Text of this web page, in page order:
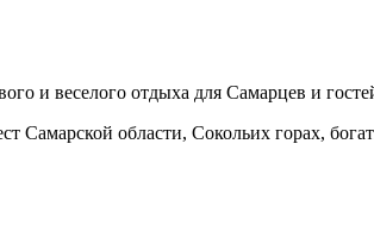
и веселого отдыха для Самарцев и
области, Сокольих горах,